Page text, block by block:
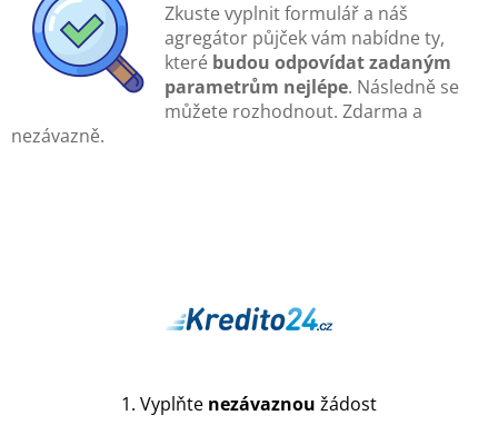
Zkuste vyplnit formulář a náš
agregátor půjček vám nabídne ty,
které budou odpovídat zadaným
parametrům nejlépe. Následně se
můžete rozhodnout. Zdarma a
nezávazně.
1. Vyplňte nezávaznou žádost